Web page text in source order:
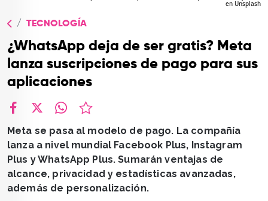
CONTACTO
en Unsplash
TECNOLOGÍA
¿WhatsApp deja de ser gratis? Meta
lanza suscripciones de pago para sus
aplicaciones
Meta se pasa al modelo de pago. La compañía
lanza a nivel mundial Facebook Plus, Instagram
Plus y WhatsApp Plus. Sumarán ventajas de
alcance, privacidad y estadísticas avanzadas,
además de personalización.